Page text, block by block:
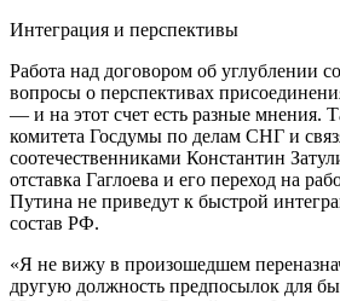
Интеграция и перспективы
Работа над договором об углублении
вопросы о перспективах
— и на этот счет есть разные мнения.
комитета Госдумы по делам СНГ и
соотечественниками Константин
отставка Гаглоева и его переход на
Путина не приведут к быстрой
состав РФ.
«Я не вижу в произошедшем
другую должность предпосылок для